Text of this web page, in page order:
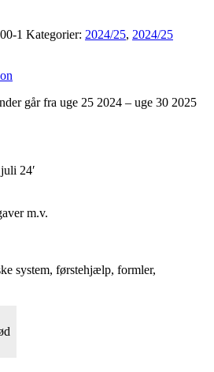
1 Kategorier: 2024/25, 2024/25
går fra uge 25 2024 – uge 30 2025
24′
m.v.
system, førstehjælp, formler,